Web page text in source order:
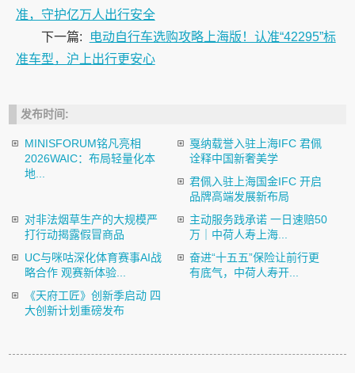
准，守护亿万人出行安全
下一篇:
电动自行车选购攻略上海版！认准“42295”标
准车型，沪上出行更安心
发布时间:
MINISFORUM铭凡亮相
2026WAIC：布局轻量化本
地...
戛纳载誉入驻上海IFC 君佩
诠释中国新奢美学
君佩入驻上海国金IFC 开启
品牌高端发展新布局
对非法烟草生产的大规模严
打行动揭露假冒商品
主动服务践承诺 一日速赔50
万｜中荷人寿上海...
UC与咪咕深化体育赛事AI战
略合作 观赛新体验...
奋进“十五五”保险让前行更
有底气，中荷人寿开...
《天府工匠》创新季启动 四
大创新计划重磅发布